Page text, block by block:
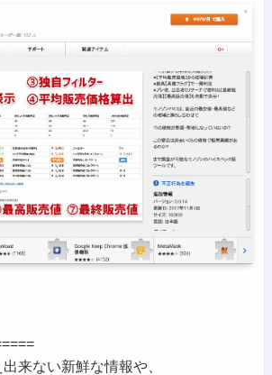
来ない新鮮な情報や、